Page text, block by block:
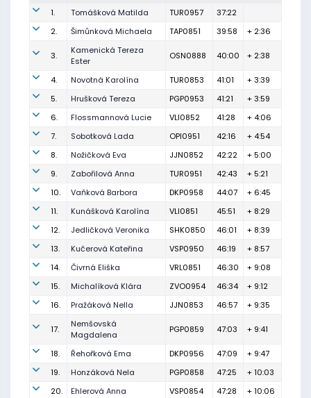
1. Tomášková Matilda TUR0957
37:22
2.
Šimůnková Michaela TAP0851 39:58 + 2:36
3.
Kamenická Tereza
Ester
OSN0888 40:00 + 2:38
4. Novotná Karolína TUR0853 41:01
+ 3:39
5.
Hrušková Tereza PGP0953 41:21
+ 3:59
6.
Flossmannová Lucie VLI0852 41:28
+ 4:06
7.
Sobotková Lada OPI0951 42:16
+ 4:54
8.
Nožičková Eva JJN0852 42:22
+ 5:00
9.
Zabořilová Anna TUR0951 42:43
+ 5:21
10.
Vaňková Barbora DKP0958 44:07
+ 6:45
11.
Kunášková Karolína VLI0851 45:51
+ 8:29
12.
Jedličková Veronika SHK0850 46:01
+ 8:39
13.
Kučerová Kateřina VSP0950 46:19
+ 8:57
14.
Čivrná Eliška VRL0851 46:30
+ 9:08
15.
Michalíková Klára ZVO0954 46:34
+ 9:12
16.
Pražáková Nella JJN0853 46:57 + 9:35
17.
Nemšovská
Magdalena
PGP0859 47:03 + 9:41
18. Řehořková Ema DKP0956 47:09
+ 9:47
19.
Honzáková Nela PGP0858 47:25
+ 10:03
20.
Ehlerová Anna VSP0854 47:28
+ 10:06